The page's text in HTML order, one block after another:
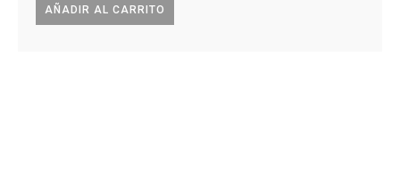
AÑADIR AL CARRITO